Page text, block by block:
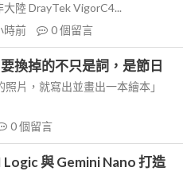
陸 DrayTek VigorC4...
時前 0個留言
換掉的不只是詞，是節日
片，就寫出並畫出一本繪本」
0個留言
與 Gemini Nano 打造